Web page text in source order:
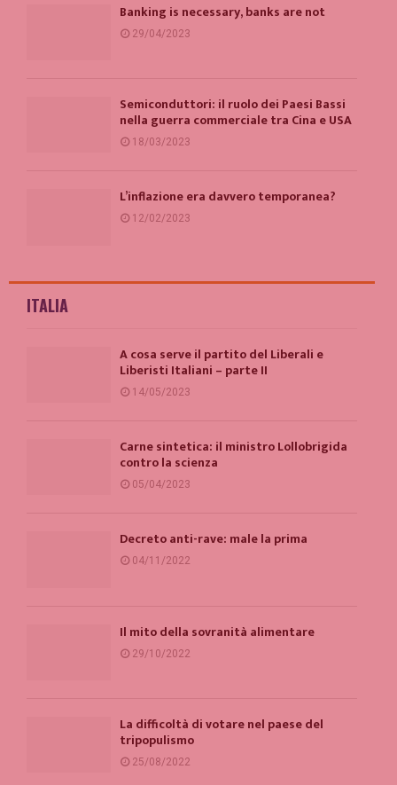
Banking is necessary, banks are not
29/04/2023
Semiconduttori: il ruolo dei Paesi Bassi
nella guerra commerciale tra Cina e USA
18/03/2023
L’inflazione era davvero temporanea?
12/02/2023
ITALIA
A cosa serve il partito del Liberali e
Liberisti Italiani – parte II
14/05/2023
Carne sintetica: il ministro Lollobrigida
contro la scienza
05/04/2023
Decreto anti-rave: male la prima
04/11/2022
Il mito della sovranità alimentare
29/10/2022
La difficoltà di votare nel paese del
tripopulismo
25/08/2022